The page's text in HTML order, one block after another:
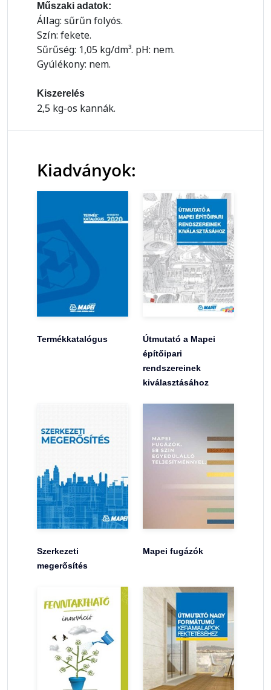
Műszaki adatok:
Állag: sűrűn folyós.
Szín: fekete.
Sűrűség: 1,05 kg/dm³. pH: nem.
Gyúlékony: nem.
Kiszerelés
2,5 kg-os kannák.
Kiadványok:
Termékkatalógus
Útmutató a Mapei
építőipari
rendszereinek
kiválasztásához
Szerkezeti
megerősítés
Mapei fugázók